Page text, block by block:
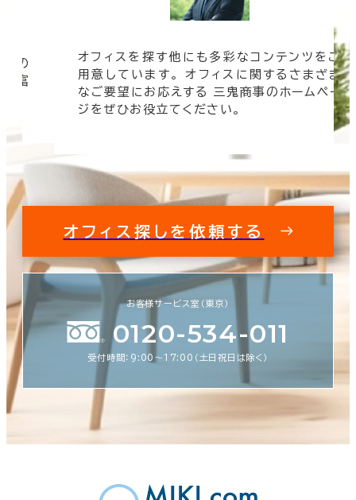
の
豊富
オフィスを探す他にも多彩なコンテンツをご
用意しています。 オフィスに関するさまざま
なご要望にお応えする 三鬼商事のホームペー
ジをぜひお役立てください。
オフィス探しを依頼する
お客様サービス室（東京）
0120-534-011
受付時間：9:00〜17:00（土日祝日は除く）